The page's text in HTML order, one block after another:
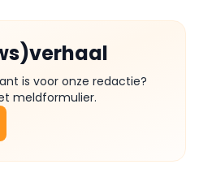
is voor onze redactie?
meldformulier.